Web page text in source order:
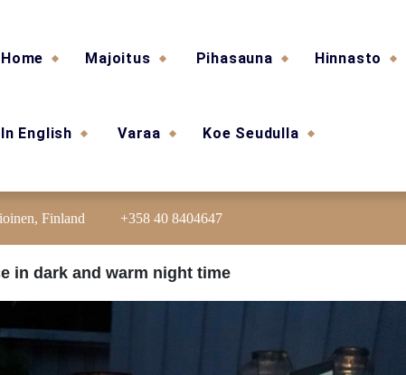
Home Majoitus Pihasauna Hinnasto
In English Varaa Koe Seudulla
Finland +358 40 8404647
in dark and warm night time